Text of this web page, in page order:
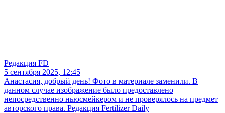
Редакция FD
5 сентября 2025, 12:45
Анастасия, добрый день! Фото в материале заменили. В
данном случае изображение было предоставлено
непосредственно ньюсмейкером и не проверялось на предмет
авторского права. Редакция Fertilizer Daily